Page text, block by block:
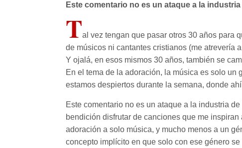
Este comentario no es un ataque a la
Tal vez tengan que pasar otros 30 años para
de músicos ni cantantes cristianos (me atrevería
Y ojalá, en esos mismos 30 años, también se
En el tema de la adoración, la música es solo
estamos despiertos durante la semana, donde
Este comentario no es un ataque a la industria
bendición disfrutar de canciones que me
adoración a solo música, y mucho menos a un
concepto implícito en que solo con ese género